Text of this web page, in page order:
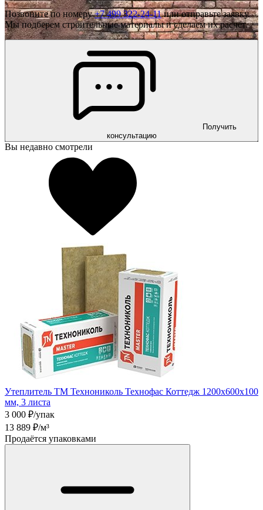
Позвоните по номеру+7 499 322-24-11или отправьте заявку.
Мы подберем строительные материалы и сделаем их расчёт.
Получить
консультацию
Вы недавно смотрели
Утеплитель ТМ Технониколь Технофас Коттедж 1200х600х100
мм, 3 листа
3 000 ₽/упак
13 889 ₽/м³
Продаётся упаковками